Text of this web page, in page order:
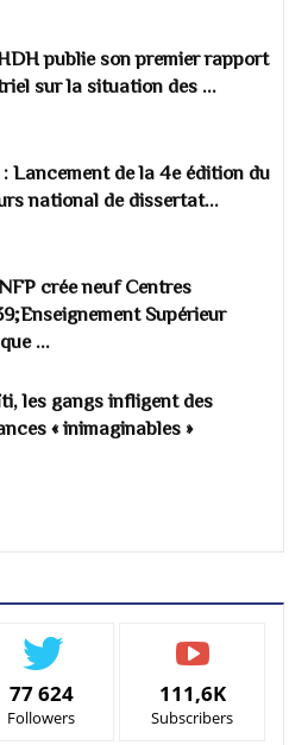
publie son premier rapport
sur la situation des ...
: Lancement de la 4e édition du
national de dissertat...
crée neuf Centres
Supérieur
...
les gangs infligent des
« inimaginables »
77 624
Followers
111,6K
Subscribers